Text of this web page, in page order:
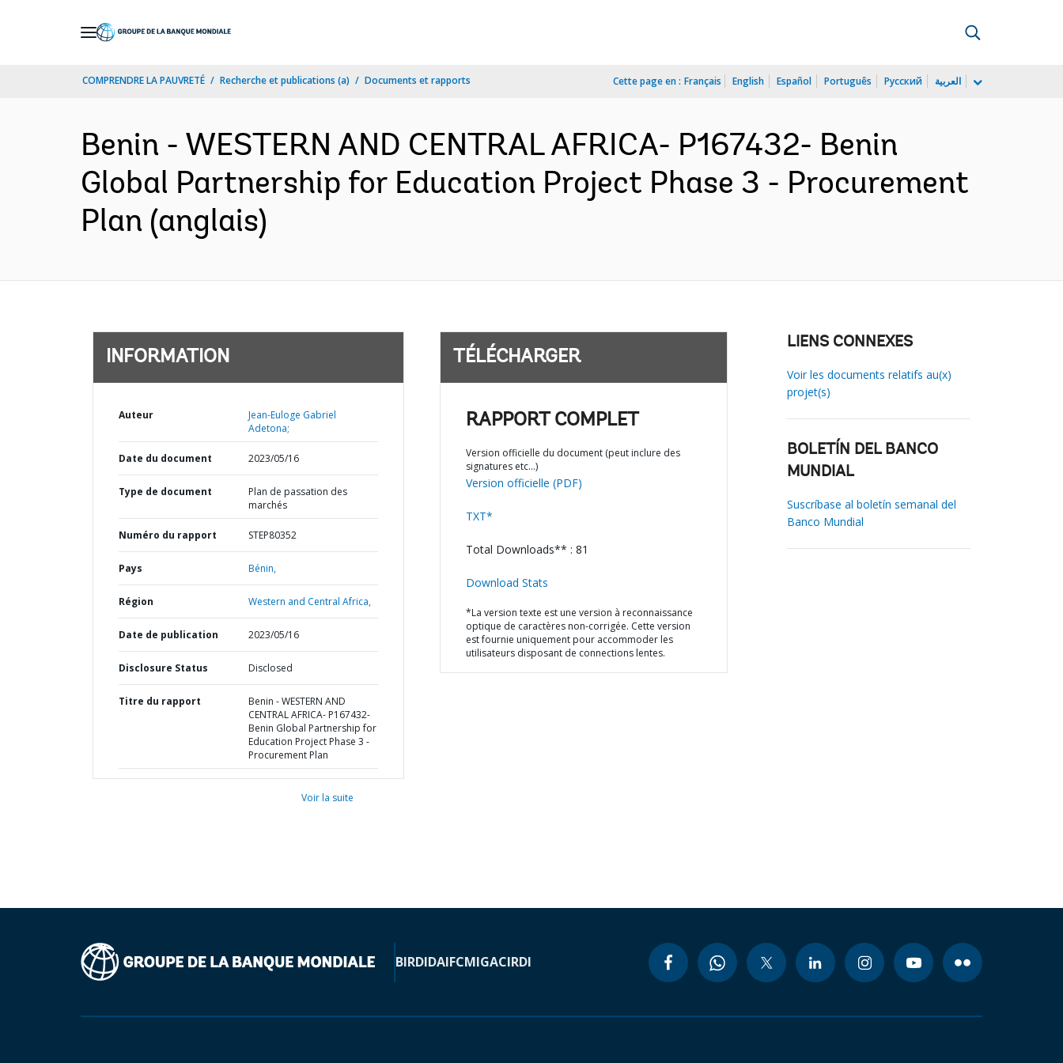
COMPRENDRE LA PAUVRETÉ Recherche et publications (a) Documents et rapports Cette page en : Français English Español Português Русский العربية
Benin - WESTERN AND CENTRAL AFRICA- P167432- Benin
Global Partnership for Education Project Phase 3 - Procurement
Plan (anglais)
INFORMATION
Auteur
Jean-Euloge Gabriel
Adetona;
Date du document 2023/05/16
Type de document
Plan de passation des
marchés
Numéro du rapport STEP80352
Pays Bénin,
Région Western and Central Africa,
Date de publication 2023/05/16
Disclosure Status Disclosed
Titre du rapport
Benin - WESTERN AND
CENTRAL AFRICA- P167432-
Benin Global Partnership for
Education Project Phase 3 -
Procurement Plan
Voir la suite
TÉLÉCHARGER
RAPPORT COMPLET
Version officielle du document (peut inclure des
signatures etc…)
Version officielle (PDF)
TXT*
Total Downloads** : 81
Download Stats
*La version texte est une version à reconnaissance
optique de caractères non-corrigée. Cette version
est fournie uniquement pour accommoder les
utilisateurs disposant de connections lentes.
LIENS CONNEXES
Voir les documents relatifs au(x)
projet(s)
BOLETÍN DEL BANCO
MUNDIAL
Suscríbase al boletín semanal del
Banco Mundial
BIRDIDAIFCMIGACIRDI